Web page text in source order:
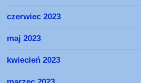
czerwiec 2023
maj 2023
kwiecień 2023